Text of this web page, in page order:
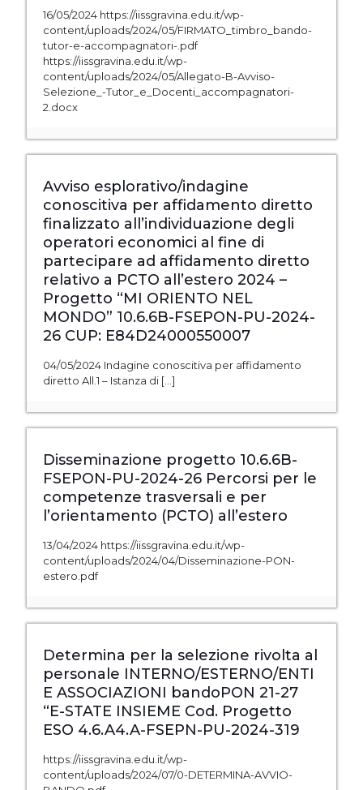
16/05/2024 https://iissgravina.edu.it/wp-
content/uploads/2024/05/FIRMATO_timbro_bando-
tutor-e-accompagnatori-.pdf
https://iissgravina.edu.it/wp-
content/uploads/2024/05/Allegato-B-Avviso-
Selezione_-Tutor_e_Docenti_accompagnatori-
2.docx
Avviso esplorativo/indagine
conoscitiva per affidamento diretto
finalizzato all’individuazione degli
operatori economici al fine di
partecipare ad affidamento diretto
relativo a PCTO all’estero 2024 –
Progetto “MI ORIENTO NEL
MONDO” 10.6.6B-FSEPON-PU-2024-
26 CUP: E84D24000550007
04/05/2024 Indagine conoscitiva per affidamento
diretto All.1 – Istanza di […]
Disseminazione progetto 10.6.6B-
FSEPON-PU-2024-26 Percorsi per le
competenze trasversali e per
l’orientamento (PCTO) all’estero
13/04/2024 https://iissgravina.edu.it/wp-
content/uploads/2024/04/Disseminazione-PON-
estero.pdf
Determina per la selezione rivolta al
personale INTERNO/ESTERNO/ENTI
E ASSOCIAZIONI bandoPON 21-27
“E-STATE INSIEME Cod. Progetto
ESO 4.6.A4.A-FSEPN-PU-2024-319
https://iissgravina.edu.it/wp-
content/uploads/2024/07/0-DETERMINA-AVVIO-